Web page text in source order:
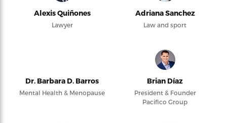
Alexis Quiñones
Lawyer
Adriana Sanchez
Law and sport
Dr. Barbara D. Barros
Mental Health & Menopause
Brian Díaz
President & Founder
Pacifico Group